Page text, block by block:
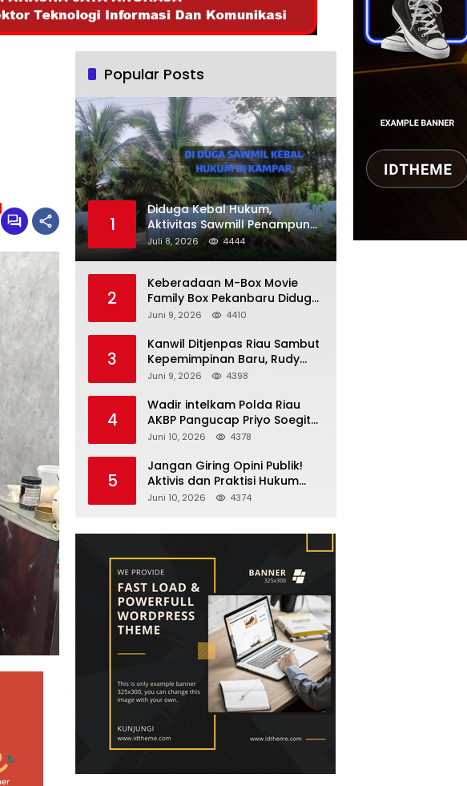
Popular Posts
1
Diduga Kebal Hukum,
Aktivitas Sawmill Penampung
Kayu Ilegal di Kampar, Publik
Soroti Komitmen Penegakan
Juli 8, 2026 4444
2
Keberadaan M-Box Movie
Family Box Pekanbaru Diduga
Jadi Tempat Maksiat, Warga
Lakukan Pengawasan Ketat
Juni 9, 2026 4410
3
Kanwil Ditjenpas Riau Sambut
Kepemimpinan Baru, Rudy
Fernando Sianturi Resmi
Juni 9, 2026 4398
4
Wadir intelkam Polda Riau
AKBP Pangucap Priyo Soegito
Menghadiri Kolaborasi
Cegah Karhutla
Juni 10, 2026 4378
5
Jangan Giring Opini Publik!
Aktivis dan Praktisi Hukum
Larshen Yunus Bantah
Juni 10, 2026 4374